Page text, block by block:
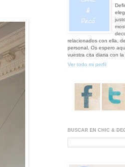
relacionados con ella,
personal. Os espero
vuestra cita diaria con la
Ver todo mi perfil
BUSCAR EN CHIC &